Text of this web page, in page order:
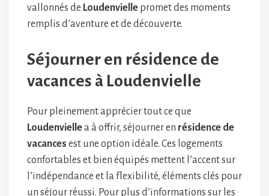
vallonnés de Loudenvielle promet des moments
remplis d’aventure et de découverte.
Séjourner en résidence de
vacances à Loudenvielle
Pour pleinement apprécier tout ce que
Loudenviellea à offrir, séjourner en résidence de
vacances est une option idéale. Ces logements
confortables et bien équipés mettent l’accent sur
l’indépendance et la flexibilité, éléments clés pour
un séjour réussi. Pour plus d’informations sur les